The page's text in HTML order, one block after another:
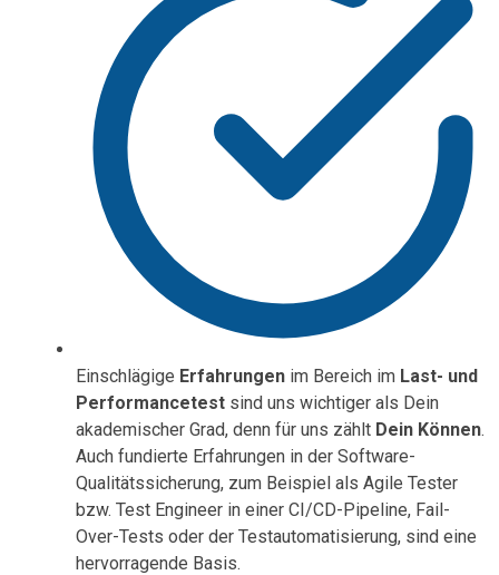
Einschlägige Erfahrungen im Bereich im Last- und
Performancetest sind uns wichtiger als Dein
akademischer Grad, denn für uns zählt Dein Können.
Auch fundierte Erfahrungen in der Software-
Qualitätssicherung, zum Beispiel als Agile Tester
bzw. Test Engineer in einer CI/CD-Pipeline, Fail-
Over-Tests oder der Testautomatisierung, sind eine
hervorragende Basis.